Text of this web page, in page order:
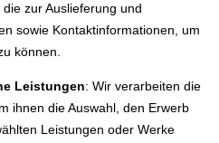
zur Auslieferung und
sowie Kontaktinformationen, um
können.
Leistungen: Wir verarbeiten die
ihnen die Auswahl, den Erwerb
Leistungen oder Werke